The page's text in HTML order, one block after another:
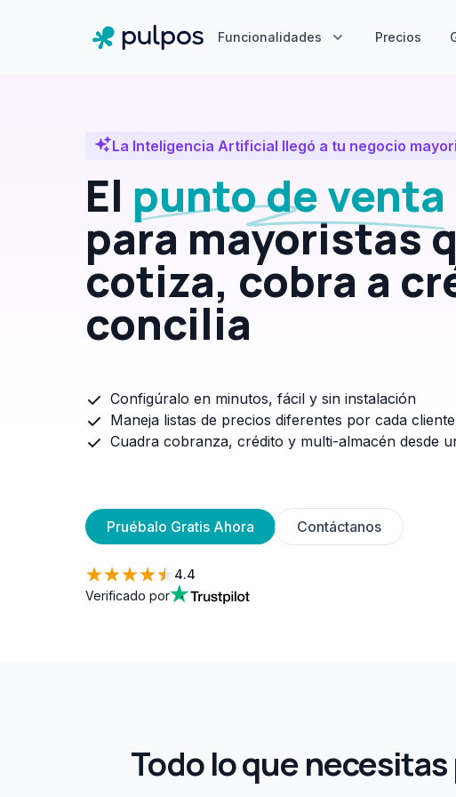
Funcionalidades Precios
La Inteligencia Artificial llegó a tu negocio
El punto de venta
para mayoristas
cotiza, cobra a
concilia
Configúralo en minutos, fácil y sin instalación
Maneja listas de precios diferentes por cada cliente
Cuadra cobranza, crédito y multi-almacén desde
Pruébalo Gratis Ahora Contáctanos
4.4
Verificado por
Todo lo que